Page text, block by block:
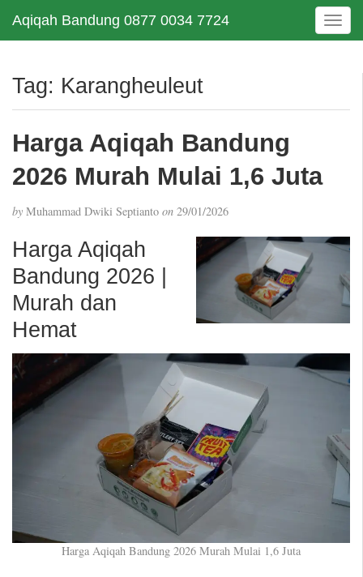
Aqiqah Bandung 0877 0034 7724
T
o
e
t
Tag: Karangheuleut
Harga Aqiqah Bandung
2026 Murah Mulai 1,6 Juta
by Muhammad Dwiki Septianto on 29/01/2026
Harga Aqiqah
Bandung 2026 |
Murah dan
Hemat
Harga Aqiqah Bandung 2026 Murah Mulai 1,6 Juta